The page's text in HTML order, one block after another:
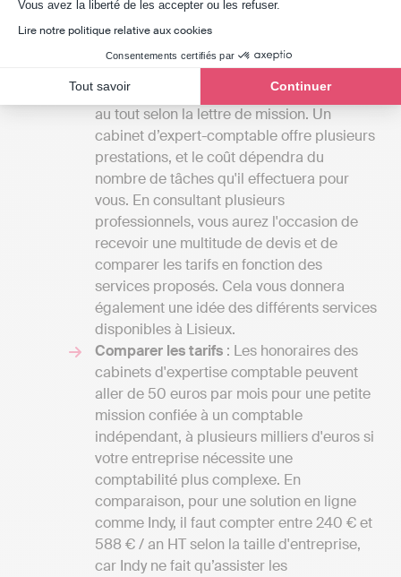
Vous avez la liberté de les accepter ou les refuser.
Lire notre politique relative aux cookies
Consentements certifiés par
Tout savoir Continuer
facteurs doivent être considérés :
Identifier vos exigences : Le coût des
services proposés par un cabinet
d'experts-comptables peut varier du tout
au tout selon la lettre de mission. Un
cabinet d’expert-comptable offre plusieurs
prestations, et le coût dépendra du
nombre de tâches qu'il effectuera pour
vous. En consultant plusieurs
professionnels, vous aurez l'occasion de
recevoir une multitude de devis et de
comparer les tarifs en fonction des
services proposés. Cela vous donnera
également une idée des différents services
disponibles à Lisieux.
Comparer les tarifs : Les honoraires des
cabinets d'expertise comptable peuvent
aller de 50 euros par mois pour une petite
mission confiée à un comptable
indépendant, à plusieurs milliers d'euros si
votre entreprise nécessite une
comptabilité plus complexe. En
comparaison, pour une solution en ligne
comme Indy, il faut compter entre 240 € et
588 € / an HT selon la taille d'entreprise,
car Indy ne fait qu’assister les